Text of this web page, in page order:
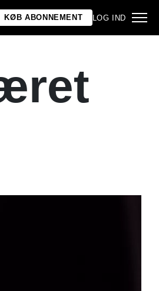
KØB ABONNEMENT LOG IND